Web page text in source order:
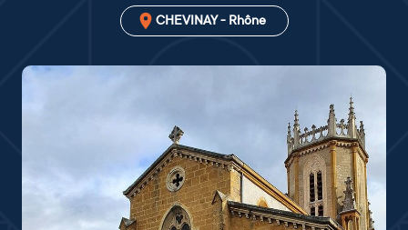
CHEVINAY - Rhône